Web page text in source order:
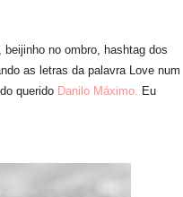
no ombro, hashtag dos
as letras da palavra Love num
querido Danilo Máximo. Eu